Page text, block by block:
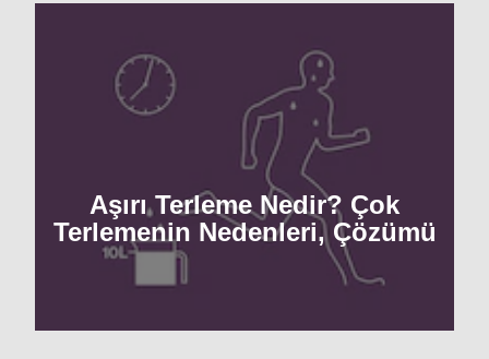
Aşırı Terleme Nedir? Çok
Terlemenin Nedenleri, Çözümü